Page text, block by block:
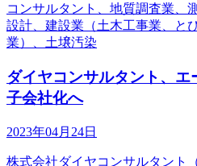
コンサルタント、地質調査業、
設計、建設業（土木工事業、と
業）、土壌汚染
ダイヤコンサルタント、エ
子会社化へ
2023年04月24日
株式会社ダイヤコンサルタント